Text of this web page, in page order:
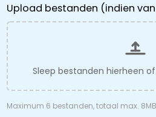
Upload bestanden (indien
Sleep bestanden hierheen of
Maximum 6 bestanden, totaal max. 8MB